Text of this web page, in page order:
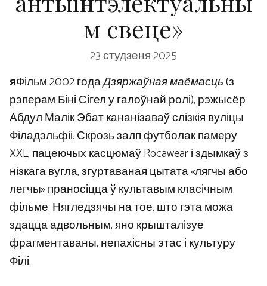
м свеце»
23 студзеня 2025
яФільм 2002 годаДзяржаўная маёмасць(з
рэперам Біні Сігел у галоўнай ролі), рэжысёр
Абдул Малік Эбат кананізаваў слізкія вуліцы
Філадэльфіі. Скрозь залп футболак памеру
XXL, пацеючых касцюмаў Rocawear і здымкаў з
нізкага вугла, згуртаваная цытата «лягчы або
легчы» праносіцца ў культавым класічным
фільме. Нягледзячы на ​​​​тое, што гэта можа
здацца адвольным, яно крышталізуе
фрагментаваны, непахісны этас і культуру
Філі.